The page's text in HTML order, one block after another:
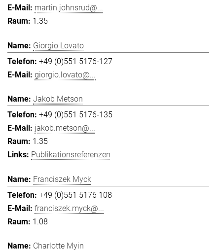
martin.johnsrud@...
1.35
Giorgio Lovato
+49 (0)551 5176-127
giorgio.lovato@...
Jakob Metson
+49 (0)551 5176-135
jakob.metson@...
1.35
Publikationsreferenzen
Franciszek Myck
+49 (0)551 5176 108
franciszek.myck@...
1.08
Charlotte Myin